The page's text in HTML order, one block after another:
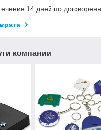
14 дней по
компании